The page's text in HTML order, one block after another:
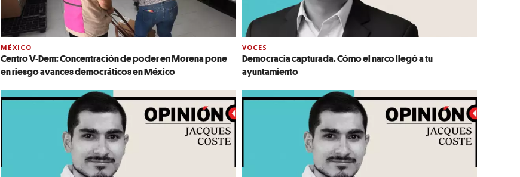
MÉXICO
Centro V-Dem: Concentración de poder en Morena pone
en riesgo avances democráticos en México
VOCES
Democracia capturada. Cómo el narco llegó a tu
ayuntamiento